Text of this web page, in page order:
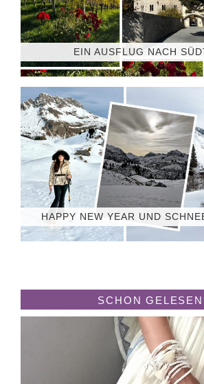
EIN AUSFLUG NACH
HAPPY NEW YEAR UND
SCHON